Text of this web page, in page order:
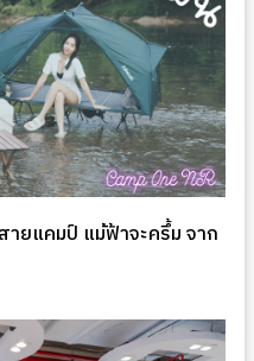
ยแคมป์ แม้ฟ้าจะครึ้ม จาก